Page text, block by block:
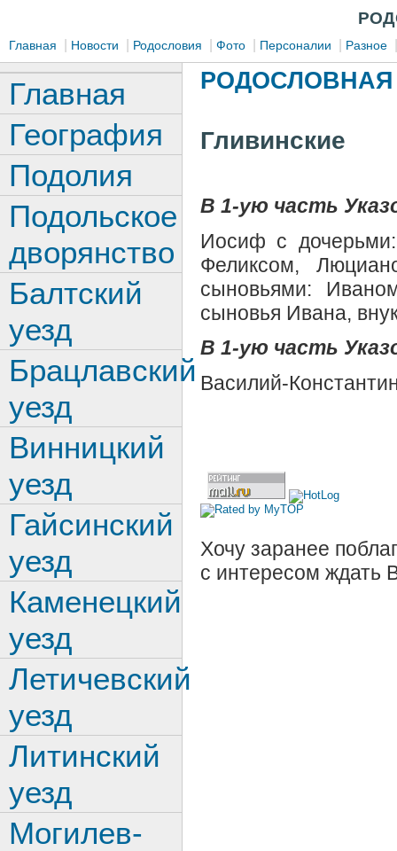
Главная Новости Родословия Фото Персоналии Разное
РОДОСЛОВНАЯ
Гливинские
В 1-ую часть
Иосиф с
Феликсом,
сыновьями:
сыновья Ивана,
В 1-ую часть
Василий-
Хочу заранее
с интересом ждать
Главная
География
Подолия
Подольское
дворянство
Балтский
уезд
Брацлавский
уезд
Винницкий
уезд
Гайсинский
уезд
Каменецкий
уезд
Летичевский
уезд
Литинский
уезд
Могилев-